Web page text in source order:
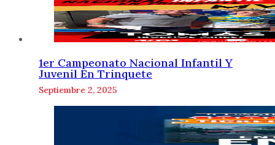
1er Campeonato Nacional Infantil Y
Juvenil En Trinquete
Septiembre 2, 2025